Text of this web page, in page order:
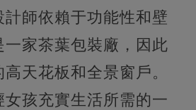
師依賴于功能性和壁
家茶葉包裝廠，因此
天花板和全景窗戶。
孩充實生活所需的一